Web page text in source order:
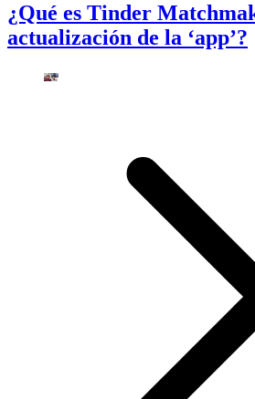
¿Qué es Tinder
actualización de la ‘app’?